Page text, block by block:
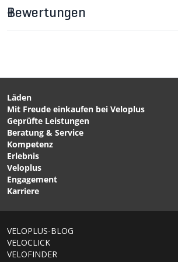
2251074 Aktivkohle pads
2251075 Filter Ersatzelement
2251077 Silikon Mundstück
CHF 44.90
Filter Ersatzelement für
BEFREE AC Wasserfilter-
Flasche von KATADYN
CHF 15.90
Bewertungen
Läden
Mit Freude einkaufen bei Veloplus
Geprüfte Leistungen
Beratung & Service
Kompetenz
Erlebnis
Veloplus
Engagement
Karriere
VELOPLUS-BLOG
VELOCLICK
VELOFINDER